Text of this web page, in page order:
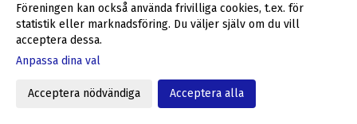
Kvarnby IK - Spjutstorps IF 1-2 2019-03-10 17:45
Inför Kvarnby IK - Spjutstorps IF
Kvarnby IK - Uppåkra IF 1-4
Träningsmatchen mot Asmundtorp ställs in
Föreningen kan också använda frivilliga cookies, t.ex. för
statistik eller marknadsföring. Du väljer själv om du vill
acceptera dessa.
Anpassa dina val
Acceptera nödvändiga Acceptera alla